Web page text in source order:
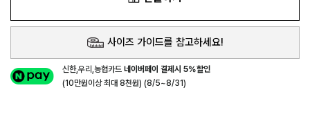
사이즈 가이드를 참고하세요!
신한,우리,농협카드네이버페이 결제시 5%할인
(10만원이상 최대 8천원) (8/5~8/31)